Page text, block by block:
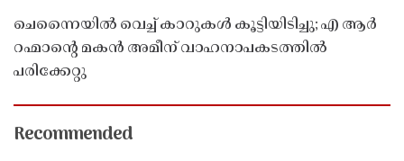
ചെന്നൈയിൽ വെച്ച് കാറുകൾ കൂട്ടിയിടിച്ചു; എ ആർ
റഹ്മാൻ്റെ മകൻ അമീന് വാഹനാപകടത്തിൽ
പരിക്കേറ്റു
Recommended